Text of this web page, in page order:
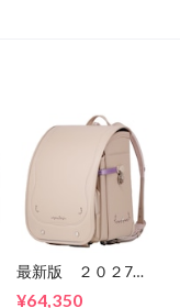
最新版 ２０２7
¥64,350